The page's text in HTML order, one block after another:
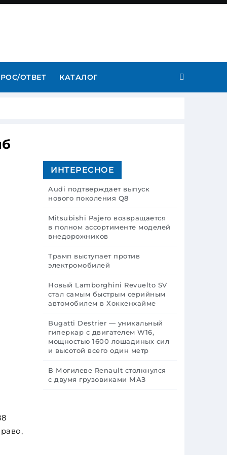
ОТВЕТ КАТАЛОГ
ИНТЕРЕСНОЕ
Audi подтверждает выпуск
нового поколения Q8
Mitsubishi Pajero возвращается
в полном ассортименте моделей
внедорожников
Трамп выступает против
электромобилей
Новый Lamborghini Revuelto SV
стал самым быстрым серийным
автомобилем в Хоккенхайме
Bugatti Destrier — уникальный
гиперкар с двигателем W16,
мощностью 1600 лошадиных сил
и высотой всего один метр
В Могилеве Renault столкнулся
с двумя грузовиками МАЗ